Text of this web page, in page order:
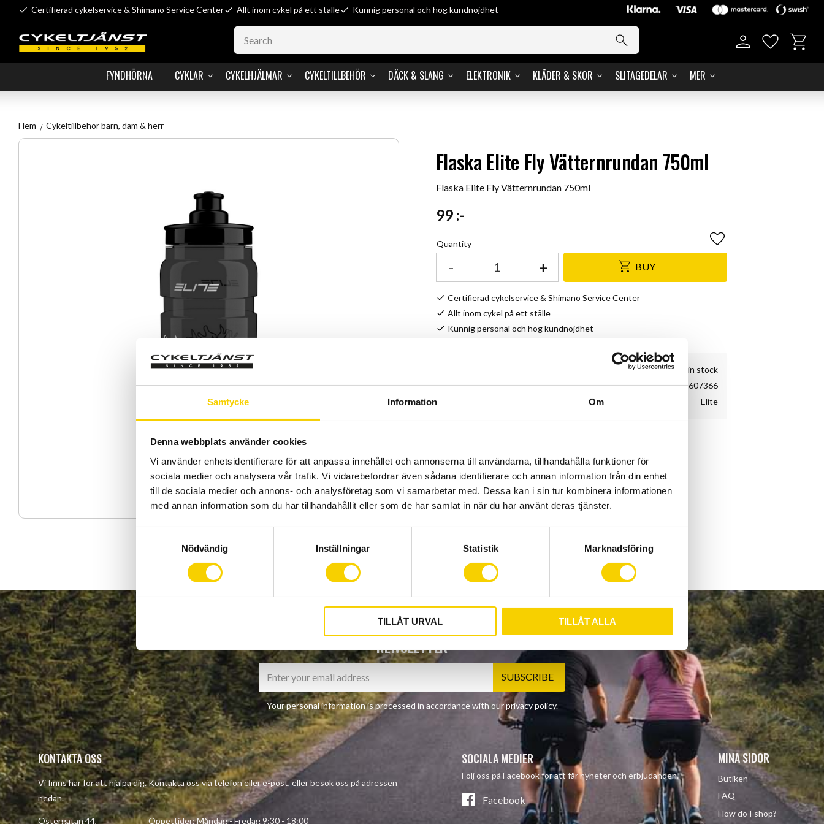
Samtycke Information Om
Denna webbplats använder cookies
Vi använder enhetsidentifierare för att anpassa innehållet och annonserna till användarna, tillhandahålla funktioner för
sociala medier och analysera vår trafik. Vi vidarebefordrar även sådana identifierare och annan information från din enhet
till de sociala medier och annons- och analysföretag som vi samarbetar med. Dessa kan i sin tur kombinera informationen
med annan information som du har tillhandahållit eller som de har samlat in när du har använt deras tjänster.
y
c
k
e
s
v
a
l
Nödvändig Inställningar Statistik Marknadsföring
TILLÅT URVAL TILLÅT ALLA
Certifierad cykelservice & Shimano Service Center Allt inom cykel på ett ställe Kunnig personal och hög kundnöjdhet
FYNDHÖRNA CYKLAR CYKELHJÄLMAR CYKELTILLBEHÖR DÄCK & SLANG ELEKTRONIK KLÄDER & SKOR SLITAGEDELAR MER
Favorites
Hem Cykeltillbehör barn, dam & herr
Flaska Elite Fly Vätternrundan 750ml
Flaska Elite Fly Vätternrundan 750ml
99:-
Quantity
+
- BUY
Add to favorites
Certifierad cykelservice & Shimano Service Center
Allt inom cykel på ett ställe
Kunnig personal och hög kundnöjdhet
26 pc. in stock
Article SKU
EL01607366
Elite
Show all products from Elite
NEWSLETTER
SUBSCRIBE
Your personal information is processed in accordance with ourprivacy policy.
KONTAKTA OSS
Vi finns här för att hjälpa dig. Kontakta oss via telefon eller e-post, eller besök oss på adressen
nedan.
Östergatan 44, Öppettider: Måndag - Fredag 9:30 - 18:00
SOCIALA MEDIER
Följ oss på Facebook för att får nyheter och erbjudanden.
Facebook
MINA SIDOR
Butiken
FAQ
How do I shop?